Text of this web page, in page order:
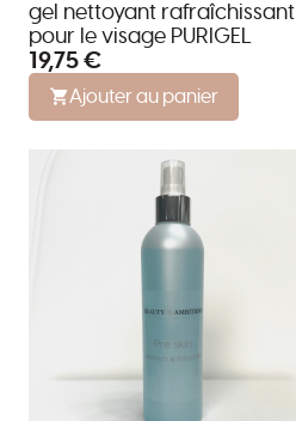
gel nettoyant rafraîchissant
pour le visage PURIGEL
19,75 €
Ajouter au panier